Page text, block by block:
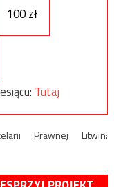
100 zł
Tutaj
Prawnej Litwin: